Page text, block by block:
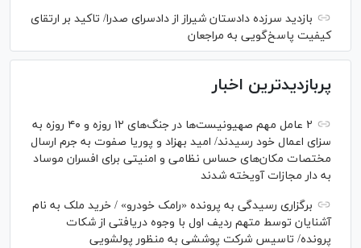
بازدید سرزده دادستان شیراز از دادسرای صدرا/ تاکید بر ارتقای
کیفیت پاسخ‌گویی به مراجعان
پربازدیدترین اخبار
۲ عامل مهم صهیونیست‌ها در جنگ‌های ۱۲ روزه و ۴۰ روزه به
سزای اعمال خود رسیدند/ امید بهزاد و پوریا صفوت به جرم ارسال
مختصات مکان‌های حساس نظامی و امنیتی برای افسران موساد
به دار مجازات آویخته شدند
برگزاری رسیدگی به پرونده «رامک خودرو» / خرید ملک به نام
آشنایان توسط متهم ردیف اول با وجوه دریافتی از شکات
پرونده/ تاسیس شرکت پوششی به منظور پولشویی